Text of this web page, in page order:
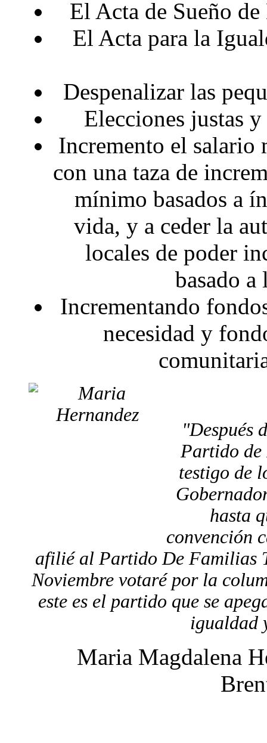
El Acta de Sueño
El Acta para la
Despenalizar las
Elecciones justas
Incremento el salario
con una taza de
mínimo basados a
vida, y a ceder la
locales de poder
basado
Incrementando
necesidad y
"Después
Partido
testigo de
hasta
convención
afilié al Partido De Familias
Noviembre votaré por la
este es el partido que se
igualdad
Maria Magdalena